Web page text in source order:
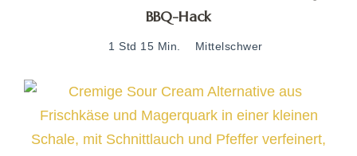
BBQ-Hack
1 Std 15 Min. Mittelschwer